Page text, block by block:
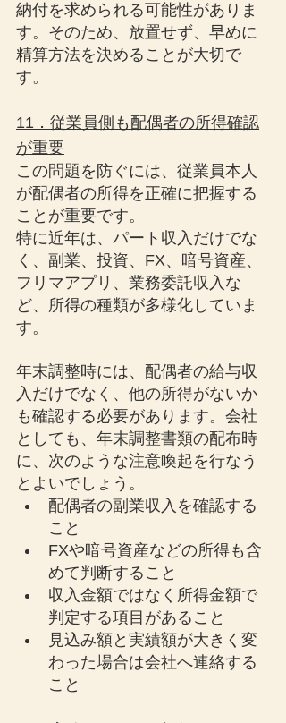
納付を求められる可能性がありま
す。そのため、放置せず、早めに
精算方法を決めることが大切で
す。
11．従業員側も配偶者の所得確認
が重要
この問題を防ぐには、従業員本人
が配偶者の所得を正確に把握する
ことが重要です。
特に近年は、パート収入だけでな
く、副業、投資、FX、暗号資産、
フリマアプリ、業務委託収入な
ど、所得の種類が多様化していま
す。
年末調整時には、配偶者の給与収
入だけでなく、他の所得がないか
も確認する必要があります。会社
としても、年末調整書類の配布時
に、次のような注意喚起を行なう
とよいでしょう。
配偶者の副業収入を確認する
こと
FXや暗号資産などの所得も含
めて判断すること
収入金額ではなく所得金額で
判定する項目があること
見込み額と実績額が大きく変
わった場合は会社へ連絡する
こと